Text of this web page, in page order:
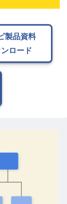
製品資料
ロード